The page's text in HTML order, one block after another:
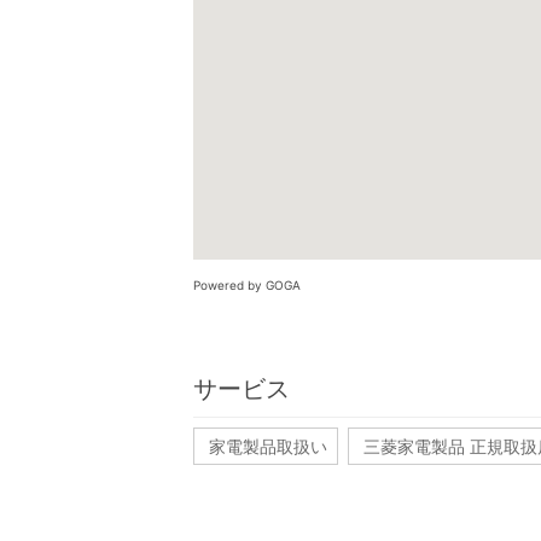
Powered by GOGA
サービス
家電製品取扱い 三菱家電製品 正規取扱